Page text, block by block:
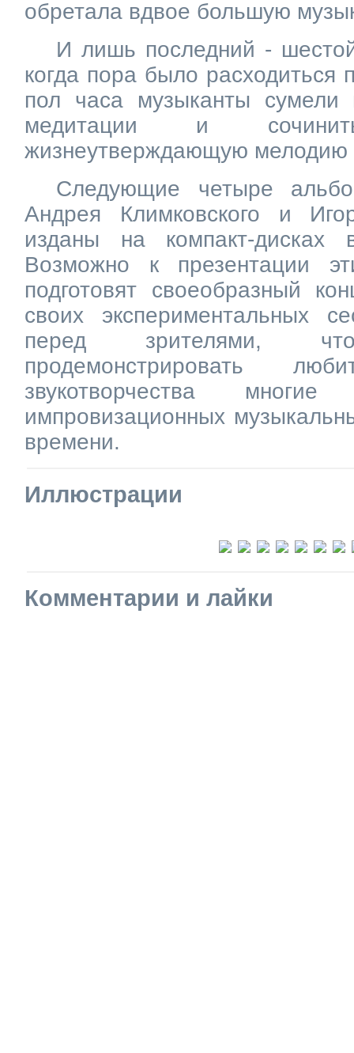
обретала вдвое большую
И лишь последний -
когда пора было
пол часа музыканты сумели
медитации и
жизнеутверждающую мелодию
Следующие четыре
Андрея Климковского и
изданы на компакт-
Возможно к презентации
подготовят своеобразный
своих экспериментальных
перед зрителями,
продемонстрировать
звукотворчества
импровизационных
времени.
Иллюстрации
Комментарии и лайки